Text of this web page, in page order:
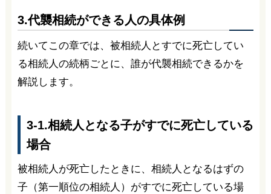
3.代襲相続ができる人の具体例
続いてこの章では、被相続人とすでに死亡してい
る相続人の続柄ごとに、誰が代襲相続できるかを
解説します。
3-1.相続人となる子がすでに死亡している
場合
被相続人が死亡したときに、相続人となるはずの
子（第一順位の相続人）がすでに死亡している場